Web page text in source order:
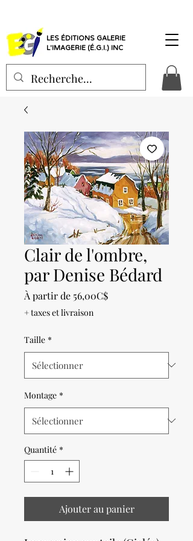
LES ÉDITIONS GALERIE
L'IMAGERIE (É.G.I.) INC
Clair de l'ombre,
par Denise Bédard
À partir de 56,00C$Prix
+ taxes et livraison
Taille *
Montage *
Quantité *
Ajouter au panier